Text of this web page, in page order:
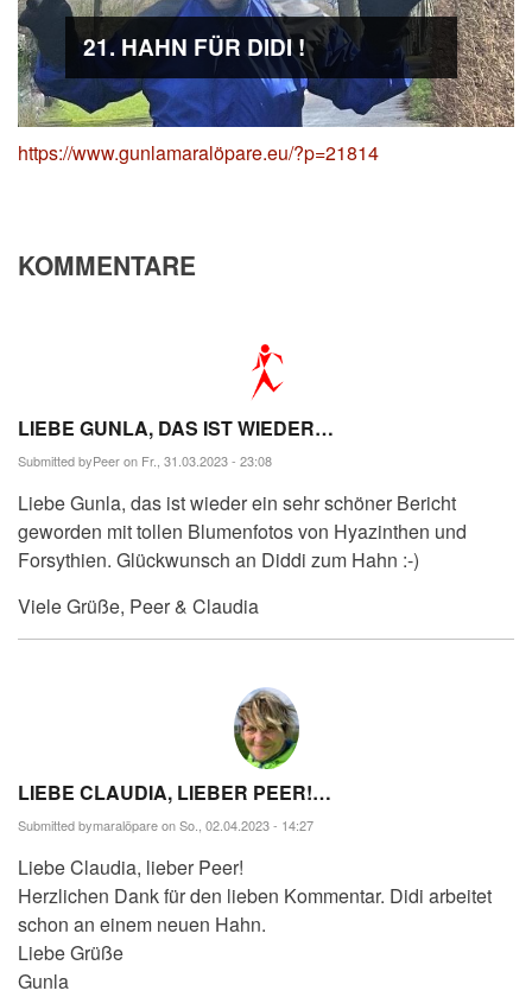
21. HAHN FÜR DIDI !
https://www.gunlamaralöpare.eu/?p=21814
KOMMENTARE
LIEBE GUNLA, DAS IST WIEDER…
Submitted byPeeron Fr., 31.03.2023 - 23:08
Liebe Gunla, das ist wieder ein sehr schöner Bericht
geworden mit tollen Blumenfotos von Hyazinthen und
Forsythien. Glückwunsch an Diddi zum Hahn :-)
Viele Grüße, Peer & Claudia
LIEBE CLAUDIA, LIEBER PEER!…
Submitted bymaralöpareon So., 02.04.2023 - 14:27
Liebe Claudia, lieber Peer!
Herzlichen Dank für den lieben Kommentar. Didi arbeitet
schon an einem neuen Hahn.
Liebe Grüße
Gunla